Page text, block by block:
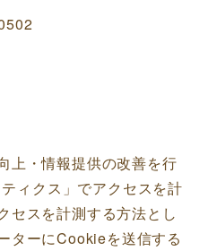
上・情報提供の改善を行
ィクス」でアクセスを計
セスを計測する方法とし
ターにCookieを送信する